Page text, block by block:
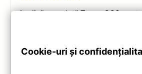
Analiză completă Teyes CC3
Cookie-uri și